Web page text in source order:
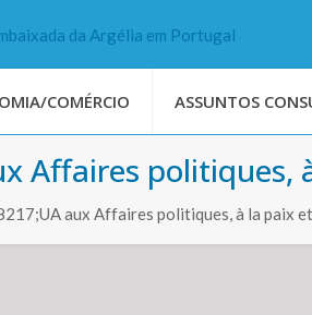
COMÉRCIO ASSUNTOS
Affaires politiques,
aux Affaires politiques, à la paix